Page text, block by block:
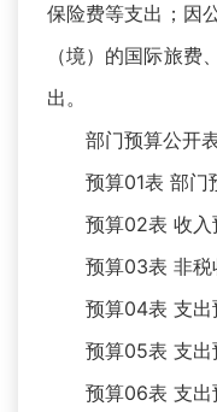
保险费等支出；因
（境）的国际旅费
出。
部门预算公开
预算01表 部门
预算02表 收入
预算03表 非税
预算04表 支出
预算05表 支出
预算06表 支出